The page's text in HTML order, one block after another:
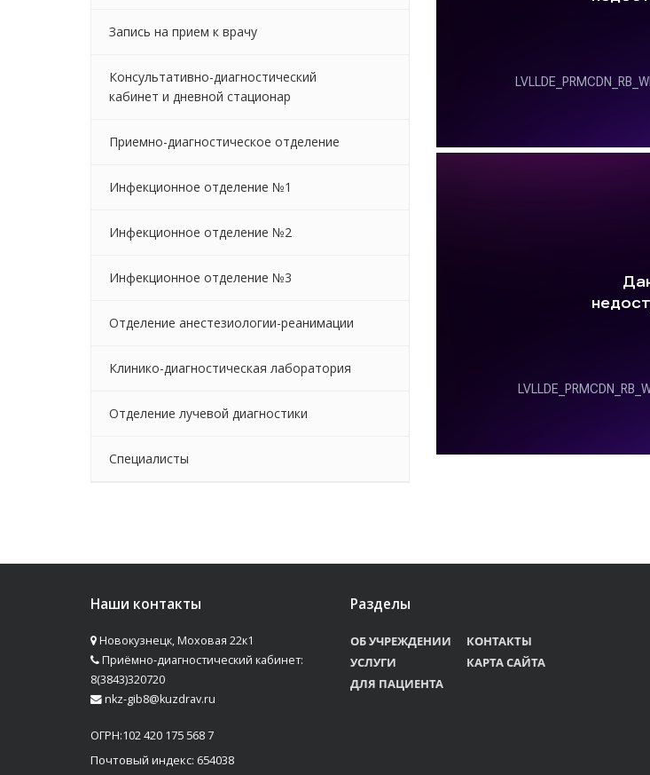
Запись на прием к врачу
Консультативно-диагностический
кабинет и дневной стационар
Приемно-диагностическое отделение
Инфекционное отделение №1
Инфекционное отделение №2
Инфекционное отделение №3
Отделение анестезиологии-реанимации
Клинико-диагностическая лаборатория
Отделение лучевой диагностики
Специалисты
Наши контакты
Новокузнецк, Моховая 22к1
Приёмно-диагностический кабинет:
8(3843)320720
nkz-gib8@kuzdrav.ru
ОГРН:102 420 175 568 7
Почтовый индекс: 654038
Разделы
ОБ УЧРЕЖДЕНИИ
УСЛУГИ
ДЛЯ ПАЦИЕНТА
КОНТАКТЫ
КАРТА САЙТА